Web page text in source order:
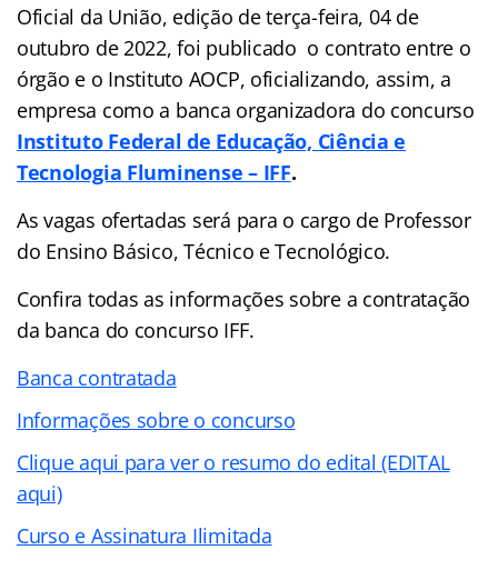
Oficial da União, edição de terça-feira, 04 de
outubro de 2022, foi publicado o contrato entre o
órgão e o Instituto AOCP, oficializando, assim, a
empresa como a banca organizadora do concurso
Instituto Federal de Educação, Ciência e
Tecnologia Fluminense – IFF.
As vagas ofertadas será para o cargo de Professor
do Ensino Básico, Técnico e Tecnológico.
Confira todas as informações sobre a contratação
da banca do concurso IFF.
Banca contratada
Informações sobre o concurso
Clique aqui para ver o resumo do edital (EDITAL
aqui)
Curso e Assinatura Ilimitada